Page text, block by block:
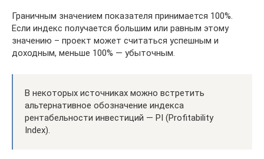
Граничным значением показателя принимается 100%.
Если индекс получается большим или равным этому
значению – проект может считаться успешным и
доходным, меньше 100% — убыточным.
В некоторых источниках можно встретить
альтернативное обозначение индекса
рентабельности инвестиций — PI (Profitability
Index).